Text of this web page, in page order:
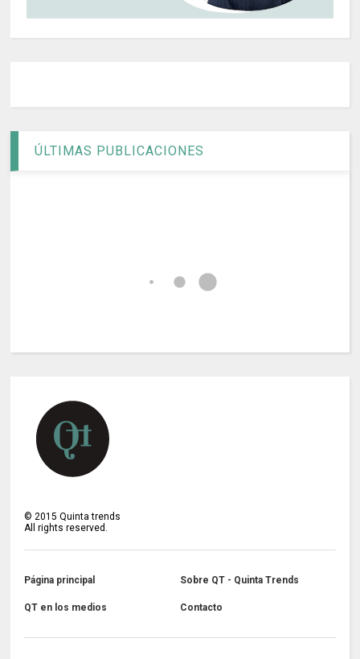
ÚLTIMAS PUBLICACIONES
©2015 Quinta trends
All rights reserved.
Página principal Sobre QT - Quinta Trends
QT en los medios Contacto